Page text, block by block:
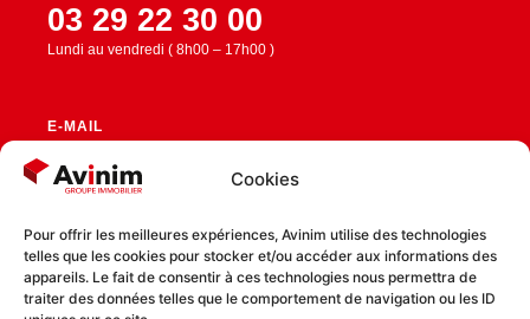
Cookies
Pour offrir les meilleures expériences, Avinim utilise des technologies
telles que les cookies pour stocker et/ou accéder aux informations des
appareils. Le fait de consentir à ces technologies nous permettra de
traiter des données telles que le comportement de navigation ou les ID
03 29 22 30 00
Lundi au vendredi ( 8h00 – 17h00 )
E-MAIL
contact@avinim.fr
RESTEZ CONNECTÉ